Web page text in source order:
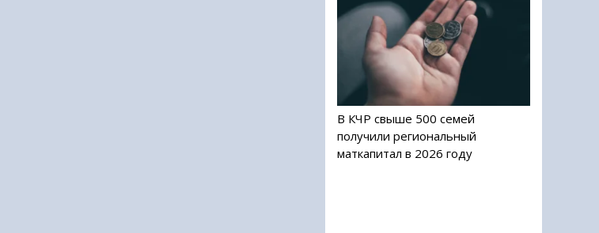
В КЧР свыше 500 семей
получили региональный
маткапитал в 2026 году